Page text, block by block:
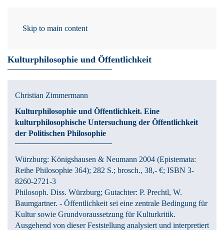
Skip to main content
Kulturphilosophie und Öffentlichkeit
Christian Zimmermann
Kulturphilosophie und Öffentlichkeit. Eine
kulturphilosophische Untersuchung der Öffentlichkeit
der Politischen Philosophie
Würzburg: Königshausen & Neumann 2004 (Epistemata:
Reihe Philosophie 364); 282 S.; brosch., 38,- €; ISBN 3-
8260-2721-3
Philosoph. Diss. Würzburg; Gutachter: P. Prechtl, W.
Baumgartner. - Öffentlichkeit sei eine zentrale Bedingung für
Kultur sowie Grundvoraussetzung für Kulturkritik.
Ausgehend von dieser Feststellung analysiert und interpretiert